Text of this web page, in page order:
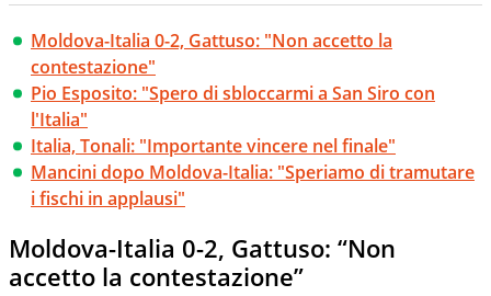
Moldova-Italia 0-2, Gattuso: "Non accetto la
contestazione"
Pio Esposito: "Spero di sbloccarmi a San Siro con
l'Italia"
Italia, Tonali: "Importante vincere nel finale"
Mancini dopo Moldova-Italia: "Speriamo di tramutare
i fischi in applausi"
Moldova-Italia 0-2, Gattuso: “Non
accetto la contestazione”